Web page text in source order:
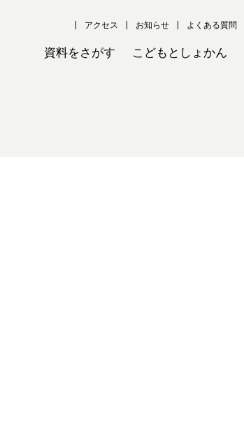
アクセス お知らせ よくある質問
資料をさがす こどもとしょかん